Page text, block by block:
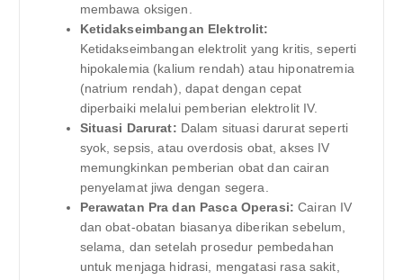
membawa oksigen.
Ketidakseimbangan Elektrolit:
Ketidakseimbangan elektrolit yang kritis, seperti
hipokalemia (kalium rendah) atau hiponatremia
(natrium rendah), dapat dengan cepat
diperbaiki melalui pemberian elektrolit IV.
Situasi Darurat: Dalam situasi darurat seperti
syok, sepsis, atau overdosis obat, akses IV
memungkinkan pemberian obat dan cairan
penyelamat jiwa dengan segera.
Perawatan Pra dan Pasca Operasi: Cairan IV
dan obat-obatan biasanya diberikan sebelum,
selama, dan setelah prosedur pembedahan
untuk menjaga hidrasi, mengatasi rasa sakit,